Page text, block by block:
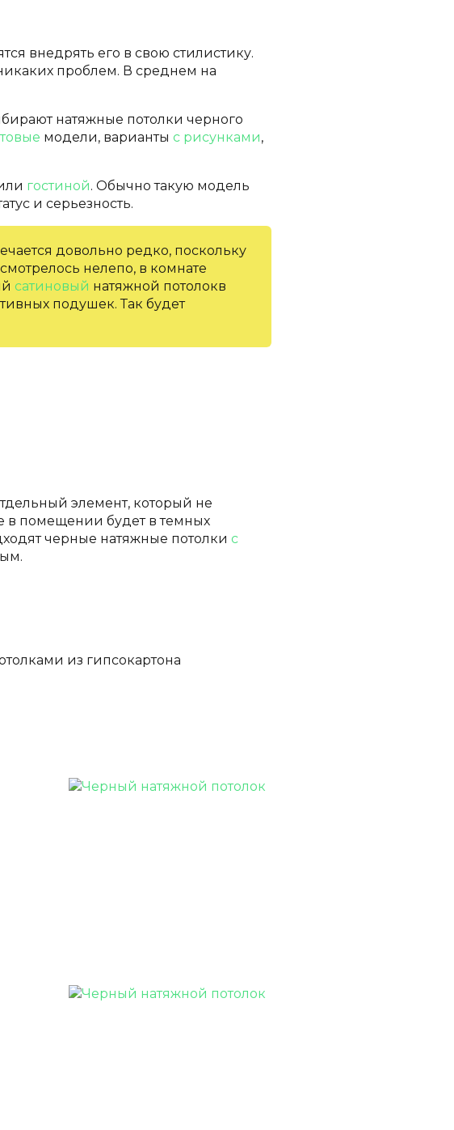
внедрять его в свою стилистику.
проблем. В среднем на
натяжные потолки черного
модели, варианты с рисунками,
гостиной. Обычно такую модель
и серьезность.
довольно редко, поскольку
нелепо, в комнате
сатиновый натяжной потолокв
подушек. Так будет
элемент, который не
в помещении будет в темных
черные натяжные потолки с
из гипсокартона